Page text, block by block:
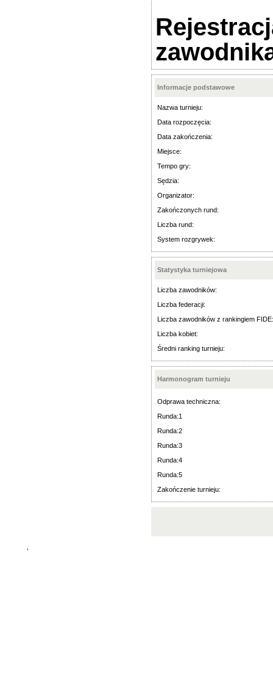
Informacje podstawowe
Nazwa turnieju:
Data rozpoczęcia:
Data zakończenia:
Miejsce:
Tempo gry:
Sędzia:
Organizator:
Zakończonych rund:
Liczba rund:
System rozgrywek:
Statystyka turniejowa
Liczba zawodników:
Liczba federacji:
Liczba zawodników z rankingiem FIDE:
Liczba kobiet:
Średni ranking turnieju:
Harmonogram turnieju
Odprawa techniczna:
Runda:1
Runda:2
Runda:3
Runda:4
Runda:5
Zakończenie turnieju:
'